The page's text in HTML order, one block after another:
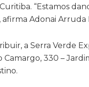
“Estamos
afirma Adonai
a Serra Verde
Camargo, 330 –